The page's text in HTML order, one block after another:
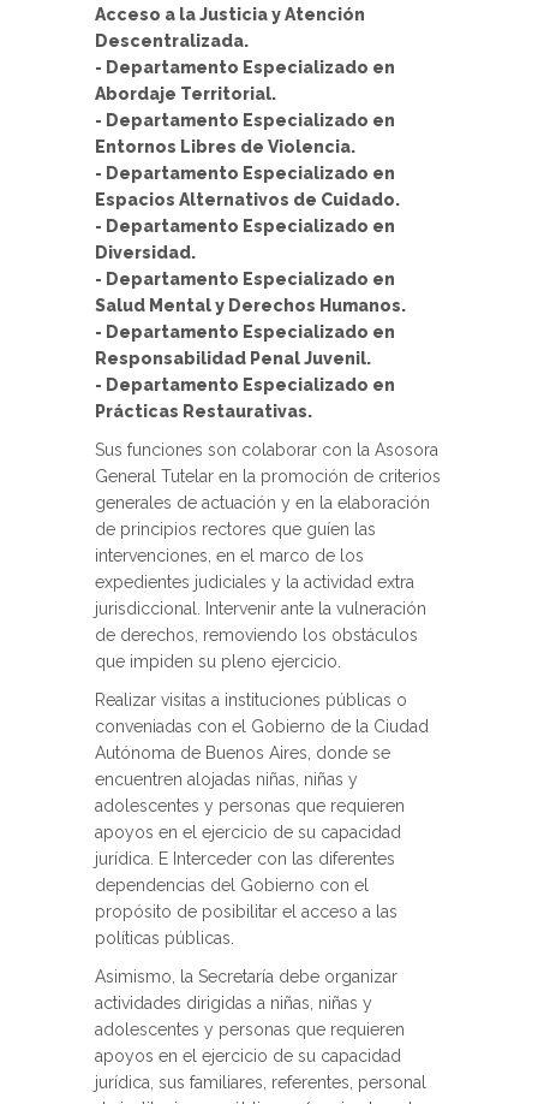
Acceso a la Justicia y Atención
Descentralizada.
- Departamento Especializado en
Abordaje Territorial.
- Departamento Especializado en
Entornos Libres de Violencia.
- Departamento Especializado en
Espacios Alternativos de Cuidado.
- Departamento Especializado en
Diversidad.
- Departamento Especializado en
Salud Mental y Derechos Humanos.
- Departamento Especializado en
Responsabilidad Penal Juvenil.
- Departamento Especializado en
Prácticas Restaurativas.
Sus funciones son colaborar con la Asosora
General Tutelar en la promoción de criterios
generales de actuación y en la elaboración
de principios rectores que guíen las
intervenciones, en el marco de los
expedientes judiciales y la actividad extra
jurisdiccional. Intervenir ante la vulneración
de derechos, removiendo los obstáculos
que impiden su pleno ejercicio.
Realizar visitas a instituciones públicas o
conveniadas con el Gobierno de la Ciudad
Autónoma de Buenos Aires, donde se
encuentren alojadas niñas, niñas y
adolescentes y personas que requieren
apoyos en el ejercicio de su capacidad
jurídica. E Interceder con las diferentes
dependencias del Gobierno con el
propósito de posibilitar el acceso a las
políticas públicas.
Asimismo, la Secretaría debe organizar
actividades dirigidas a niñas, niñas y
adolescentes y personas que requieren
apoyos en el ejercicio de su capacidad
jurídica, sus familiares, referentes, personal